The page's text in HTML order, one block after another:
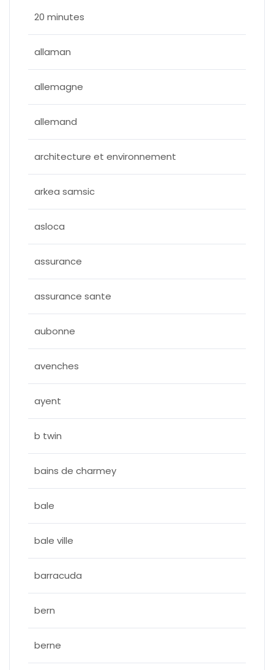
20 minutes
allaman
allemagne
allemand
architecture et environnement
arkea samsic
asloca
assurance
assurance sante
aubonne
avenches
ayent
b twin
bains de charmey
bale
bale ville
barracuda
bern
berne